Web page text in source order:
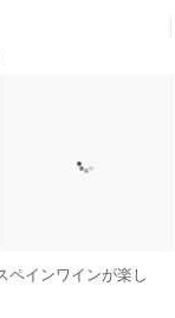
ペインワインが楽し